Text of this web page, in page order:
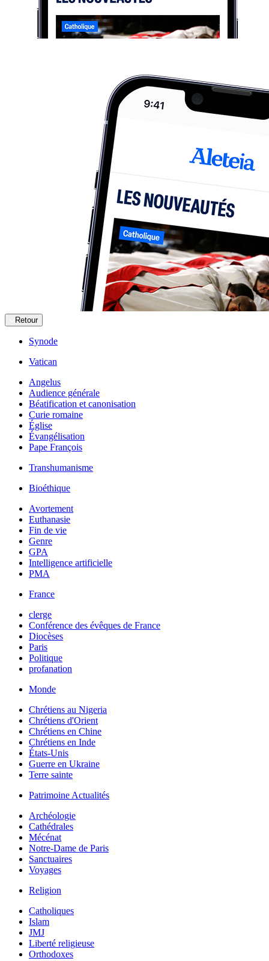
Retour
Synode
Vatican
Angelus
Audience générale
Béatification et canonisation
Curie romaine
Église
Évangélisation
Pape François
Transhumanisme
Bioéthique
Avortement
Euthanasie
Fin de vie
Genre
GPA
Intelligence artificielle
PMA
France
clerge
Conférence des évêques de France
Diocèses
Paris
Politique
profanation
Monde
Chrétiens au Nigeria
Chrétiens d'Orient
Chrétiens en Chine
Chrétiens en Inde
États-Unis
Guerre en Ukraine
Terre sainte
Patrimoine Actualités
Archéologie
Cathédrales
Mécénat
Notre-Dame de Paris
Sanctuaires
Voyages
Religion
Catholiques
Islam
JMJ
Liberté religieuse
Orthodoxes